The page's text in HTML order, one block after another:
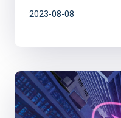
2023-08-08